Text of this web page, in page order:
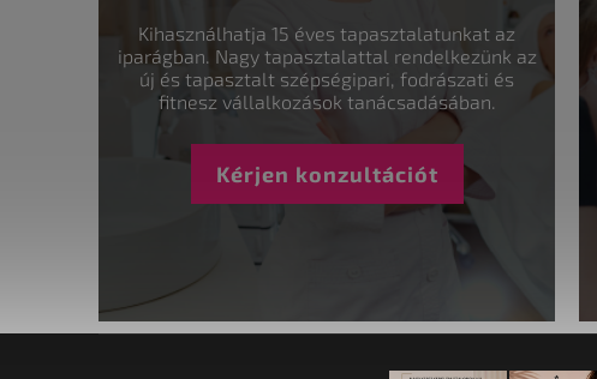
Kihasználhatja 15 éves tapasztalatunkat az
iparágban. Nagy tapasztalattal rendelkezünk az
új és tapasztalt szépségipari, fodrászati és
fitnesz vállalkozások tanácsadásában.
Kérjen konzultációt